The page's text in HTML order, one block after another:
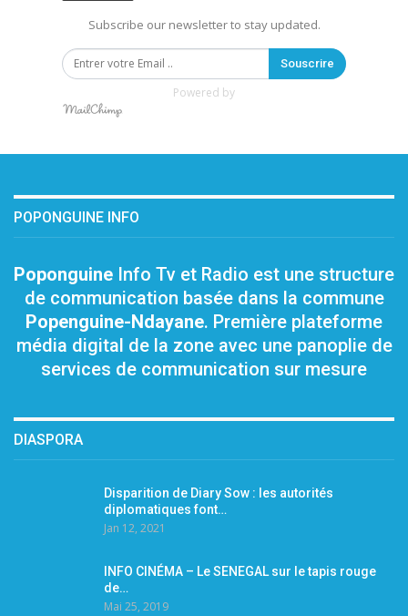
Subscribe our newsletter to stay updated.
Souscrire
Powered by
POPONGUINE INFO
Poponguine Info Tv et Radio est une structure
de communication basée dans la commune
Popenguine-Ndayane. Première plateforme
média digital de la zone avec une panoplie de
services de communication sur mesure
DIASPORA
Disparition de Diary Sow : les autorités
diplomatiques font…
Jan 12, 2021
INFO CINÉMA – Le SENEGAL sur le tapis rouge
de…
Mai 25, 2019